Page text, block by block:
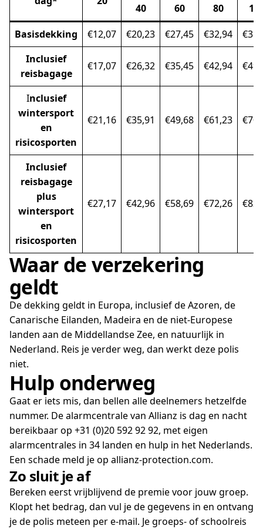
40
60
80
Basisdekking
€12,07 €20,23 €27,45 €32,94
Inclusief
reisbagage
€17,07 €26,32 €35,45 €42,94
Inclusief
wintersport
en
risicosporten
€21,16 €35,91 €49,68 €61,23
Inclusief
reisbagage
plus
wintersport
en
risicosporten
€27,17 €42,96 €58,69 €72,26
Waar de verzekering
geldt
De dekking geldt in Europa, inclusief de Azoren, de
Canarische Eilanden, Madeira en de niet-Europese
landen aan de Middellandse Zee, en natuurlijk in
Nederland. Reis je verder weg, dan werkt deze polis
niet.
Hulp onderweg
Gaat er iets mis, dan bellen alle deelnemers hetzelfde
nummer. De alarmcentrale van Allianz is dag en nacht
bereikbaar op +31 (0)20 592 92 92, met eigen
alarmcentrales in 34 landen en hulp in het Nederlands.
Een schade meld je op allianz-protection.com.
Zo sluit je af
Bereken eerst vrijblijvend de premie voor jouw groep.
Klopt het bedrag, dan vul je de gegevens in en ontvang
je de polis meteen per e-mail. Je groeps- of schoolreis